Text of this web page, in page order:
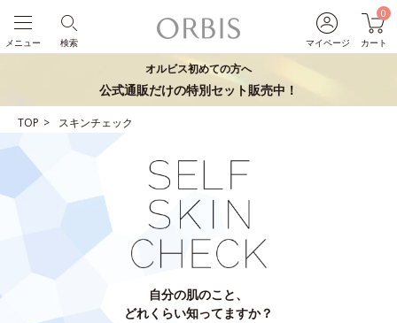
マイページ
0
カート
検索
メニュー
オルビス初めての方へ
公式通販だけの特別セット販売中！
TOP スキンチェック
自分の肌のこと、
どれくらい知ってますか？